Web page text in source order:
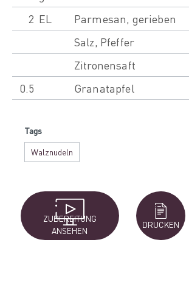
2 EL
Parmesan, gerieben
Salz, Pfeffer
Zitronensaft
0.5
Granatapfel
Tags
Walznudeln
ZUBEREITUNG
ANSEHEN
DRUCKEN